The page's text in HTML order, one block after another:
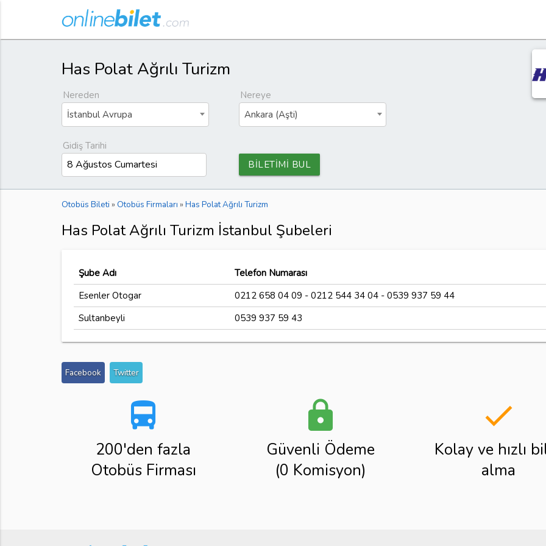
Has Polat Ağrılı Turizm
Nereden
İstanbul Avrupa
Nereye
Ankara (Aşti)
Gidiş Tarihi
BİLETİMİ BUL
Otobüs Bileti » Otobüs Firmaları » Has Polat Ağrılı Turizm
Has Polat Ağrılı Turizm İstanbul Şubeleri
Şube Adı
Telefon Numarası
Esenler Otogar
0212 658 04 09 - 0212 544 34 04 - 0539 937 59 44
Sultanbeyli
0539 937 59 43
Facebook Twitter
directions_bus
200'den fazla
Otobüs Firması
lock
Güvenli Ödeme
(0 Komisyon)
done
Kolay ve hızlı
alma